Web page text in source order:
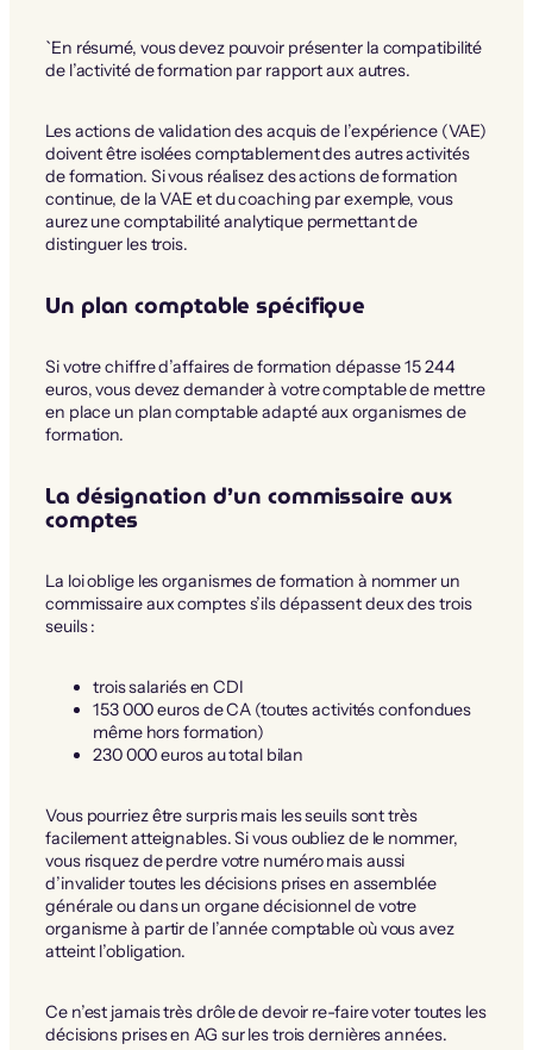
`En résumé, vous devez pouvoir présenter la compatibilité
de l’activité de formation par rapport aux autres.
Les actions de validation des acquis de l’expérience (VAE)
doivent être isolées comptablement des autres activités
de formation. Si vous réalisez des actions de formation
continue, de la VAE et du coaching par exemple, vous
aurez une comptabilité analytique permettant de
distinguer les trois.
Un plan comptable spécifique
Si votre chiffre d’affaires de formation dépasse 15 244
euros, vous devez demander à votre comptable de mettre
en place un plan comptable adapté aux organismes de
formation.
La désignation d’un commissaire aux
comptes
La loi oblige les organismes de formation à nommer un
commissaire aux comptes s’ils dépassent deux des trois
seuils :
trois salariés en CDI
153 000 euros de CA (toutes activités confondues
même hors formation)
230 000 euros au total bilan
Vous pourriez être surpris mais les seuils sont très
facilement atteignables. Si vous oubliez de le nommer,
vous risquez de perdre votre numéro mais aussi
d’invalider toutes les décisions prises en assemblée
générale ou dans un organe décisionnel de votre
organisme à partir de l’année comptable où vous avez
atteint l’obligation.
Ce n’est jamais très drôle de devoir re-faire voter toutes les
décisions prises en AG sur les trois dernières années.